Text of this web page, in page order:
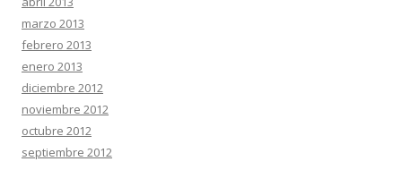
marzo 2013
febrero 2013
enero 2013
diciembre 2012
noviembre 2012
octubre 2012
septiembre 2012